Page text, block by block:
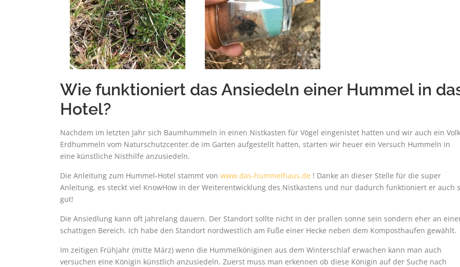
Wie funktioniert das Ansiedeln einer Hummel in
Hotel?
Nachdem im letzten Jahr sich Baumhummeln in einen Nistkasten für Vögel eingenistet hatten und wir auch ein Volk
Erdhummeln vom Naturschutzcenter.de im Garten aufgestellt hatten, starten wir heuer ein Versuch Hummeln in
eine künstliche Nisthilfe anzusiedeln.
Die Anleitung zum Hummel-Hotel stammt von www.das-hummelhaus.de ! Danke an dieser Stelle für die super
Anleitung, es steckt viel KnowHow in der Weiterentwicklung des Nistkastens und nur dadurch funktioniert er auch
gut!
Die Ansiedlung kann oft jahrelang dauern. Der Standort sollte nicht in der prallen sonne sein sondern eher an
schattigen Bereich. Ich habe den Standort nordwestlich am Fuße einer Hecke neben dem Komposthaufen gewählt.
Im zeitigen Frühjahr (mitte März) wenn die Hummelköniginen aus dem Winterschlaf erwachen kann man auch
versuchen eine Königin künstlich anzusiedeln. Zuerst muss man erkennen ob diese Königin auf der Suche nach